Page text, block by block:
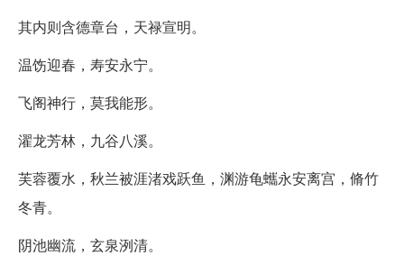
其内则含德章台，天禄宣明。
温饬迎春，寿安永宁。
飞阁神行，莫我能形。
濯龙芳林，九谷八溪。
芙蓉覆水，秋兰被涯渚戏跃鱼，渊游龟蠵永安离宫，脩竹
冬青。
阴池幽流，玄泉洌清。